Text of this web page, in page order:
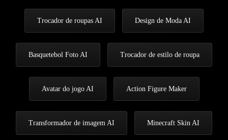
Trocador de roupas AI Design de Moda AI
Basquetebol Foto AI Trocador de estilo de roupa
Avatar do jogo AI Action Figure Maker
Transformador de imagem AI Minecraft Skin AI